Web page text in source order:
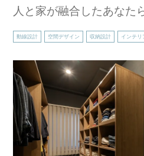
人と家が融合したあなた
動線設計 空間デザイン 収納設計 インテリ